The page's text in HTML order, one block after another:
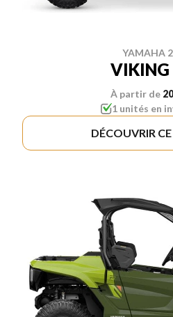
YAMAHA
VIKING
À partir de
1 unités en
DÉCOUVRIR